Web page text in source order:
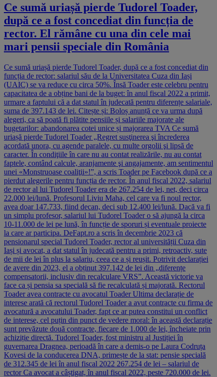
Ce sumă uriașă pierde Tudorel Toader,
după ce a fost concediat din funcția de
rector. El rămâne cu una din cele mai
mari pensii speciale din România
Ce sumă uriașă pierde Tudorel Toader, după ce a fost concediat din
funcția de rector: salariul său de la Universitatea Cuza din Iași
(UAIC) se va reduce cu circa 50%. Însă Toader este celebru pentru
capacitatea de a obține bani de la buget: în anul fiscal 2022 a primit,
urmare a faptului că a dat statul în judecată pentru diferențe salariale,
suma de 397.143 de lei. Citește și: Boloș anunță ce va urma după
alegeri, ca să poată fi plătite pensiile și salariile majorate ale
bugetarilor: abandonarea cotei unice și majorarea TVA Ce sumă
uriașă pierde Tudorel Toader „Regret susţinerea şi încrederea
acordată unora, cu agende paralele, cu multe orgolii şi lipsă de
caracter. În condiţiile în care nu au contat realizările, nu au contat
faptele, contând calcule, aranjamente şi angajamente, am sentimentul
unei «Monstruoase coaliţii»!”, a scris Toader pe Facebook după ce a
pierdut alegerile pentru funcția de rector. În anul fiscal 2022, salariul
de rector al lui Tudorel Toader era de 267.254 de lei, net, deci circa
22.000 lei/lună. Profesorul Liviu Maha, cel care va fi noul rector,
avea doar 147.733, fiind decan, deci sub 12.400 lei/lună. Dacă va fi
un simplu profesor, salariul lui Tudorel Toader o să ajungă la circa
10-11.000 de lei pe lună, în funcție de sporuri și eventuale proiecte
la care ar participa. DeFapt.ro a scris în decembrie 2023 că
pensionarul special Tudorel Toader, rector al universității Cuza din
Iași și avocat, a dat statul în judecată pentru a primi, retroactiv, sute
de mii de lei în plus la salariu, ceea ce a și reușit. Potrivit declarației
de avere din 2023, el a obținut 397.142 de lei din „diferențe
compensatorii, inclusiv din recalculare VRS”. Această victorie va
face ca și pensia sa specială să fie recalculată și majorată. Rectorul
Toader avea contracte cu avocatul Toader Ultima declarație de
interese arată că rectorul Tudorel Toader a avut contracte cu firma de
avocatură a avocatului Toader, fapt ce ar putea constitui un conflict
de interese, cel puțin din punct de vedere moral: în această declarație
sunt prevăzute două contracte, fiecare de 1.000 de lei, încheiate prin
achiziție directă. Tudorel Toader, fost ministru al Justiției în
guvernarea Dragnea, perioadă în care a demis-o pe Laura Codruța
Kovesi de la conducerea DNA, primește de la stat: pensie specială
de 312.345 de lei în anul fiscal 2022 267.254 de lei – salariul de
rector Ca avocat a câștigat, în anul fiscal 2022, peste 720.000 de lei.